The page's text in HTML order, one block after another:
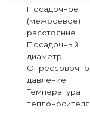
Посадочное
(межосевое)
расстояние
Посадочный
диаметр
давление
Температура
теплоносителя